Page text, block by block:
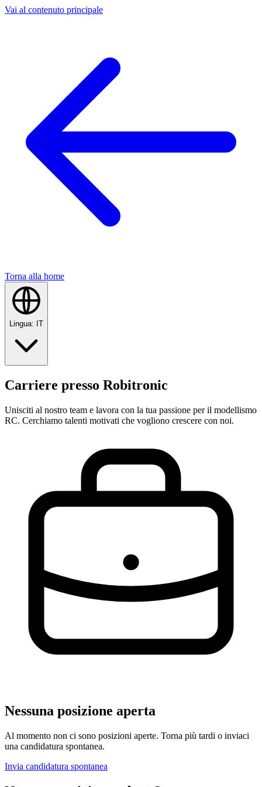
Vai al contenuto principale
Torna alla home
Lingua: IT
Carriere presso Robitronic
Unisciti al nostro team e lavora con la tua passione per il modellismo
RC. Cerchiamo talenti motivati che vogliono crescere con noi.
Nessuna posizione aperta
Al momento non ci sono posizioni aperte. Torna più tardi o inviaci
una candidatura spontanea.
Invia candidatura spontanea